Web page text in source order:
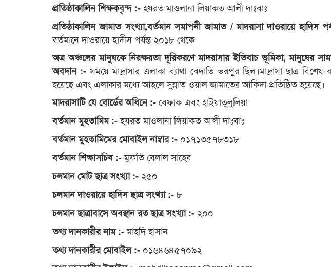
প্রতিষ্ঠাকালিন শিক্ষকবৃন্দ :-হযরত মাওলানা লিয়াকত আলী দাঃবাঃ
প্রতিষ্ঠাকালিন জামাত সংখ্যা,বর্তমান সমাপনী জামাত / মাদরাসা দাওরায়ে
বর্তমানে দাওরায়ে হাদীস পর্যন্ত ২০১৮ থেকে
অত্র অঞ্চলের মানুষকে নিরক্ষরতা দূরিকরণে মাদরাসার ইতিবাচ ভূমিকা, মানুষের
অবদান :-সময়ে মাদ্রাসার এলাকা ব্যাথা বেদাতি ভরপুর ছিল।মাদ্রাসা ছাত্র
হয়েছে এবং এলাকার মধ্যে আহলে সুন্নাত ওয়াল জামাতের আকিদা প্রতিষ্ঠিত হয়েছে।
মাদরাসাটি যে বোর্ডের অধিনে :-বেফাক এবং হাইয়াতুলুলিয়া
বর্তমান মুহতামিম :-হযরত মাওলানা লিয়াকত আলী দাঃবাঃ
বর্তমান মুহতামিমের মোবাইল নাম্বার :- ০১৭১৩৫৭৮৩১৮
বর্তমান শিক্ষাসচিব :-মুফতি বেলাল সাহেব
চলমান মোট ছাত্র সংখ্যা :- ২৫০
চলমান দাওরায়ে হাদিস ছাত্র সংখ্যা :-৮
চলমান ছাত্রাবাসে অবস্থান রত ছাত্র সংখ্যা :- ২০০
তথ্য দানকারীর নাম :-মাহদি হাসান
তথ্য দানকারীর মোবাইল :- ০১৬৪৬৪৫৭০৯২